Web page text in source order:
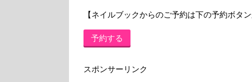
【ネイルブックからのご予約は下の予約ボタン
予約する
スポンサーリンク